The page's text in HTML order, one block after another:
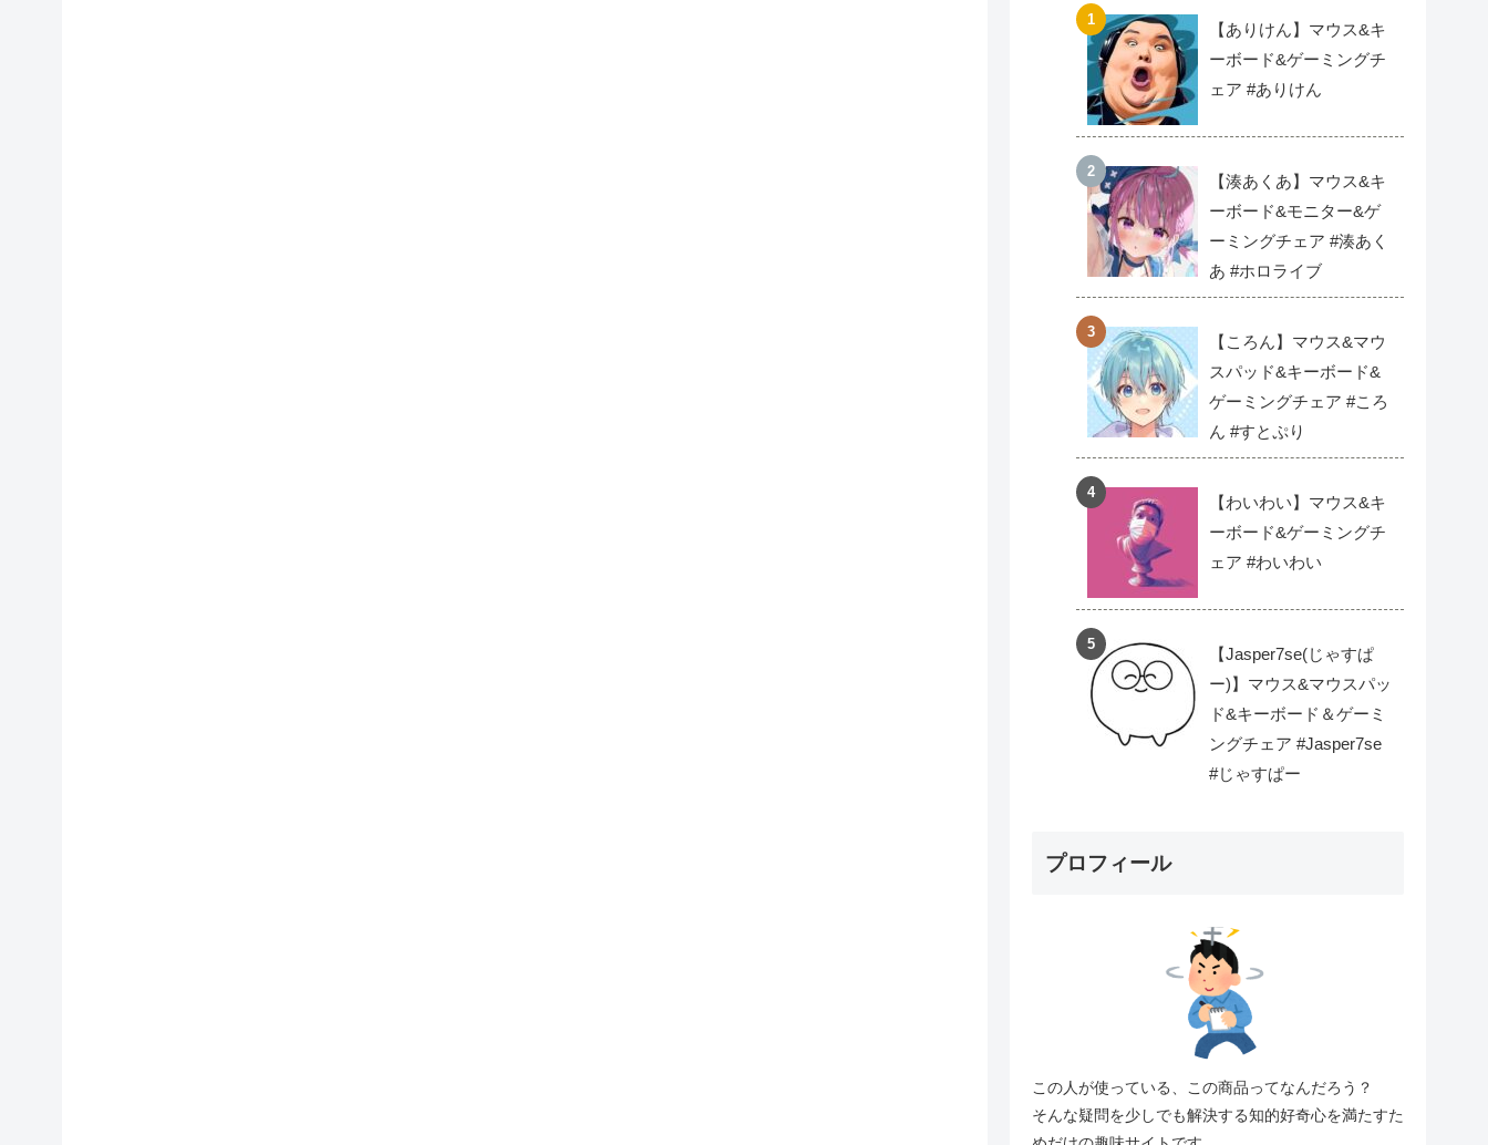
【ありけん】マウス&キ
ーボード&ゲーミングチ
ェア #ありけん
【湊あくあ】マウス&キ
ーボード&モニター&ゲ
ーミングチェア #湊あく
あ #ホロライブ
【ころん】マウス&マウ
スパッド&キーボード&
ゲーミングチェア #ころ
ん #すとぷり
【わいわい】マウス&キ
ーボード&ゲーミングチ
ェア #わいわい
【Jasper7se(じゃすぱ
ー)】マウス&マウスパッ
ド&キーボード＆ゲーミ
ングチェア #Jasper7se
#じゃすぱー
プロフィール
この人が使っている、この商品ってなんだろう？
そんな疑問を少しでも解決する知的好奇心を満たすた